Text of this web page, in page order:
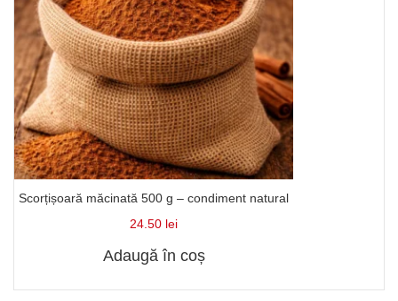
Scorțișoară măcinată 500 g – condiment natural
24.50 lei
Adaugă în coș